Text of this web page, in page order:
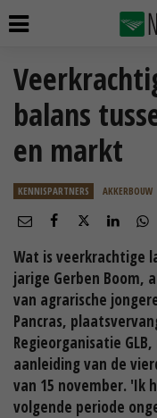
balans
en markt
KENNISPARTNERS AKKERBOUW
Wat is veerkrachtige
jarige Gerben Boom,
van agrarische
Pancras,
Regieorganisatie
aanleiding van de
van 15 november. 'Ik
volgende periode